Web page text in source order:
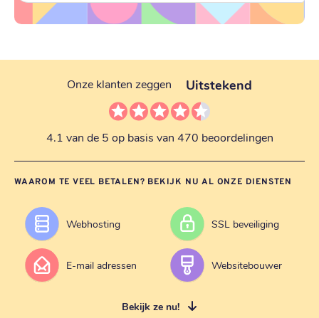
Onze klanten zeggen Uitstekend
4.1 van de 5 op basis van 470 beoordelingen
WAAROM TE VEEL BETALEN? BEKIJK NU AL ONZE DIENSTEN
Webhosting SSL beveiliging
E-mail adressen Websitebouwer
Bekijk ze nu!